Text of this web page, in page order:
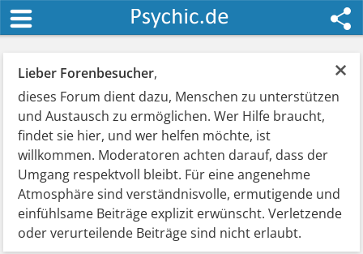
×
Lieber Forenbesucher,
dieses Forum dient dazu, Menschen zu unterstützen
und Austausch zu ermöglichen. Wer Hilfe braucht,
findet sie hier, und wer helfen möchte, ist
willkommen. Moderatoren achten darauf, dass der
Umgang respektvoll bleibt. Für eine angenehme
Atmosphäre sind verständnisvolle, ermutigende und
einfühlsame Beiträge explizit erwünscht. Verletzende
oder verurteilende Beiträge sind nicht erlaubt.